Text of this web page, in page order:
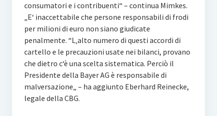
consumatori e i contribuenti“ – continua Mimkes.
„E‘ inaccettabile che persone responsabili di frodi
per milioni di euro non siano giudicate
penalmente. “L‚alto numero di questi accordi di
cartello e le precauzioni usate nei bilanci, provano
che dietro c‘è una scelta sistematica. Perciò il
Presidente della Bayer AG è responsabile di
malversazione„ – ha aggiunto Eberhard Reinecke,
legale della CBG.